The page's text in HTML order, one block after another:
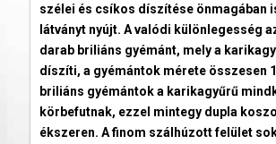
szélei és csíkos díszítése önmagában
látványt nyújt. A valódi különlegesség
darab briliáns gyémánt, mely a
díszíti, a gyémántok mérete összesen
briliáns gyémántok a karikagyűrű
körbefutnak, ezzel mintegy dupla
ékszeren. A finom szálhúzott felület